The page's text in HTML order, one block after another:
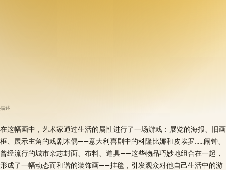
描述
在这幅画中，艺术家通过生活的属性进行了一场游戏：展览的海报、旧画
框、展示主角的戏剧木偶——意大利喜剧中的科隆比娜和皮埃罗……闹钟、
曾经流行的城市杂志封面、布料、道具——这些物品巧妙地组合在一起，
形成了一幅动态而和谐的装饰画——挂毯，引发观众对他自己生活中的游